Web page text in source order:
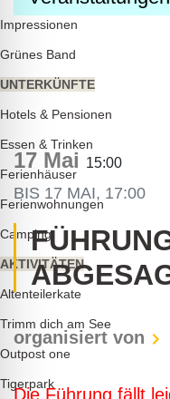
Impressionen
Grünes Band
UNTERKÜNFTE
Hotels & Pensionen
Essen & Trinken
Ferienhäuser
Ferienwohnungen
Camping
AKTIVITÄTEN
Altenteilerkate
Trimm dich am See
Outpost one
Tigerpark
17 Mai 15:00
BIS 17 MAI, 17:00
organisiert von
Die Führung fällt
freundlicher Modus
sicherer Modus